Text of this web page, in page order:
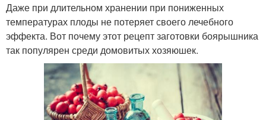
Даже при длительном хранении при пониженных
температурах плоды не потеряет своего лечебного
эффекта. Вот почему этот рецепт заготовки боярышника
так популярен среди домовитых хозяюшек.